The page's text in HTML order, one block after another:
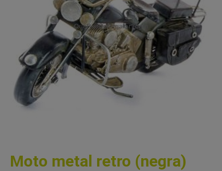
Moto metal retro (negra)